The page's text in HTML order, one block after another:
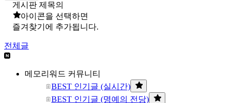
게시판 제목의
아이콘을 선택하면
즐겨찾기에 추가됩니다.
전체글
메모리워드 커뮤니티
BEST 인기글 (실시간)
BEST 인기글 (명예의 전당)